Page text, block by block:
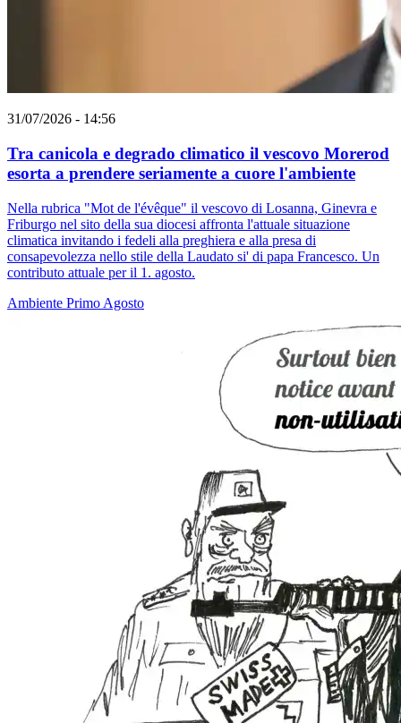
31/07/2026 - 14:56
Tra canicola e degrado climatico il vescovo Morerod
esorta a prendere seriamente a cuore l'ambiente
Nella rubrica "Mot de l'évêque" il vescovo di Losanna, Ginevra e
Friburgo nel sito della sua diocesi affronta l'attuale situazione
climatica invitando i fedeli alla preghiera e alla presa di
consapevolezza nello stile della Laudato si' di papa Francesco. Un
contributo attuale per il 1. agosto.
Ambiente Primo Agosto